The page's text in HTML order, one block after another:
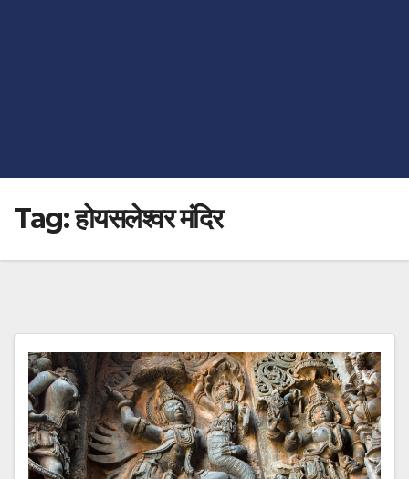
Tag:होयसलेश्वर मंदिर